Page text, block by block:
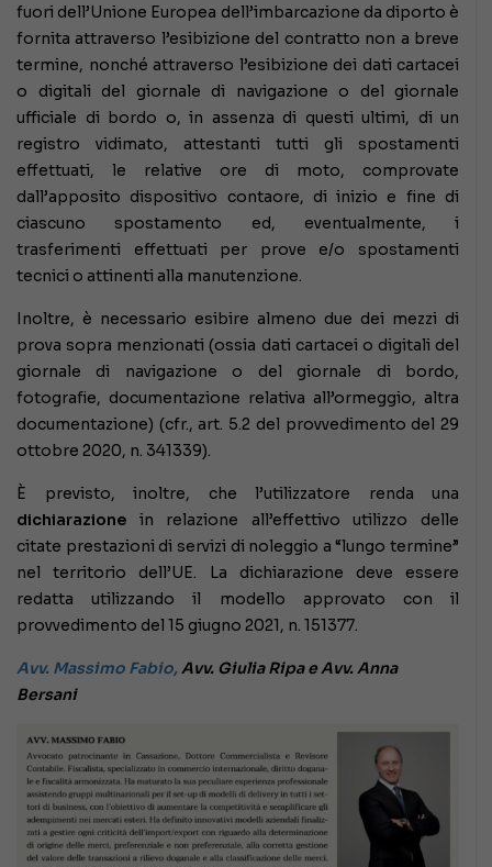
fuori dell’Unione Europea dell’imbarcazione da diporto è
fornita attraverso l’esibizione del contratto non a breve
termine, nonché attraverso l’esibizione dei dati cartacei
o digitali del giornale di navigazione o del giornale
ufficiale di bordo o, in assenza di questi ultimi, di un
registro vidimato, attestanti tutti gli spostamenti
effettuati, le relative ore di moto, comprovate
dall’apposito dispositivo contaore, di inizio e fine di
ciascuno spostamento ed, eventualmente, i
trasferimenti effettuati per prove e/o spostamenti
tecnici o attinenti alla manutenzione.
Inoltre, è necessario esibire almeno due dei mezzi di
prova sopra menzionati (ossia dati cartacei o digitali del
giornale di navigazione o del giornale di bordo,
fotografie, documentazione relativa all’ormeggio, altra
documentazione) (cfr., art. 5.2 del provvedimento del 29
ottobre 2020, n. 341339).
È previsto, inoltre, che l’utilizzatore renda una
dichiarazione in relazione all’effettivo utilizzo delle
citate prestazioni di servizi di noleggio a “lungo termine”
nel territorio dell’UE. La dichiarazione deve essere
redatta utilizzando il modello approvato con il
provvedimento del 15 giugno 2021, n. 151377.
Avv. Massimo Fabio,Avv. Giulia Ripa e Avv. Anna
Bersani